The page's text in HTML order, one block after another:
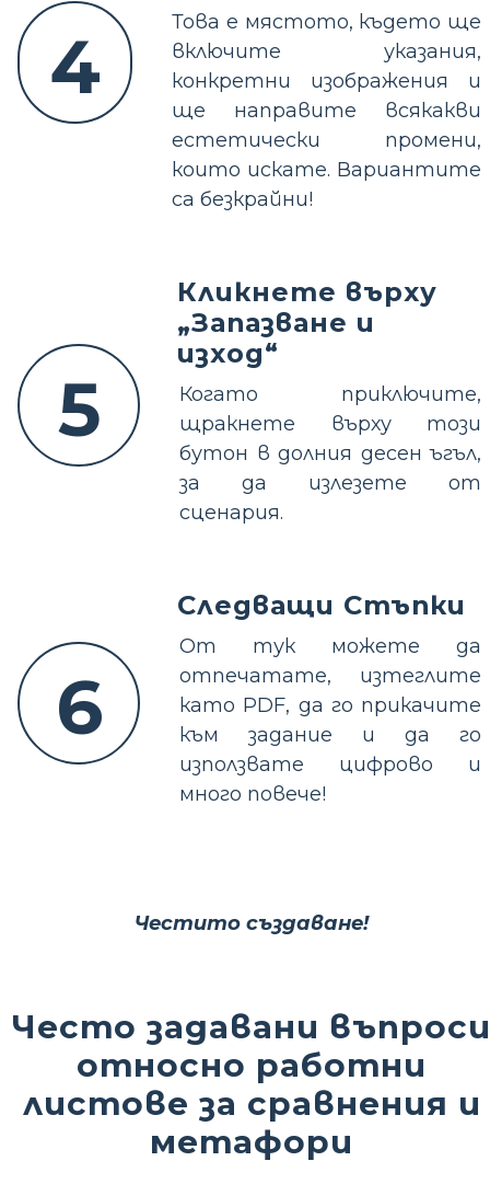
4
Това е мястото, където ще
включите указания,
конкретни изображения и
ще направите всякакви
естетически промени,
които искате. Вариантите
са безкрайни!
5
Кликнете върху
„Запазване и
изход“
Когато приключите,
щракнете върху този
бутон в долния десен ъгъл,
за да излезете от
сценария.
6
Следващи Стъпки
От тук можете да
отпечатате, изтеглите
като PDF, да го прикачите
към задание и да го
използвате цифрово и
много повече!
Честито създаване!
Често задавани въпроси
относно работни
листове за сравнения и
метафори